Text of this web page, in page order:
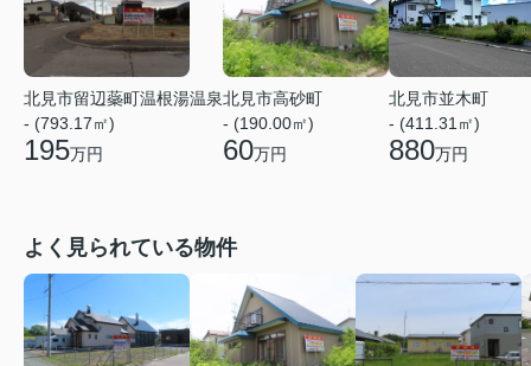
北見市留辺蘂町温根湯温泉
- (793.17㎡)
195万円
北見市高砂町
- (190.00㎡)
60万円
北見市並木町
- (411.31㎡)
880万円
よく見られている物件